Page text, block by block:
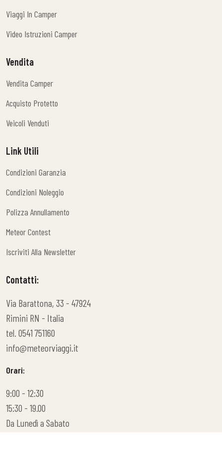
Viaggi In Camper
Video Istruzioni Camper
Vendita
Vendita Camper
Acquisto Protetto
Veicoli Venduti
Link Utili
Condizioni Garanzia
Condizioni Noleggio
Polizza Annullamento
Meteor Contest
Iscriviti Alla Newsletter
Contatti:
Via Barattona, 33 - 47924
Rimini RN - Italia
tel. 0541 751160
info@meteorviaggi.it
Orari:
9:00 - 12:30
15:30 - 19.00
Da Lunedì a Sabato